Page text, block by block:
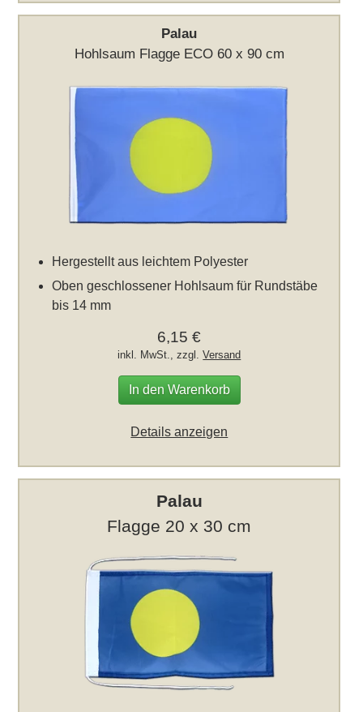
Palau
Hohlsaum Flagge ECO 60 x 90 cm
Hergestellt aus leichtem Polyester
Oben geschlossener Hohlsaum für Rundstäbe
bis 14 mm
6,15 €
inkl. MwSt., zzgl.Versand
In den Warenkorb
Details anzeigen
Palau
Flagge 20 x 30 cm